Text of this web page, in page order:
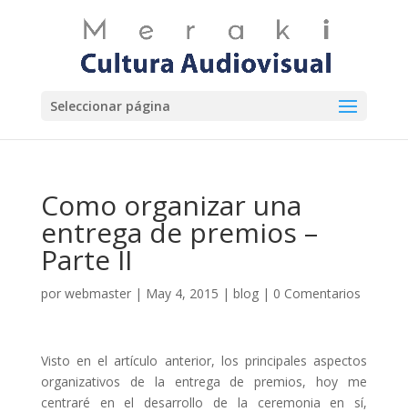
Seleccionar página
Como organizar una
entrega de premios –
Parte II
por webmaster| May 4, 2015 | blog| 0 Comentarios
Visto en el artículo anterior, los principales aspectos
organizativos de la entrega de premios, hoy me
centraré en el desarrollo de la ceremonia en sí,